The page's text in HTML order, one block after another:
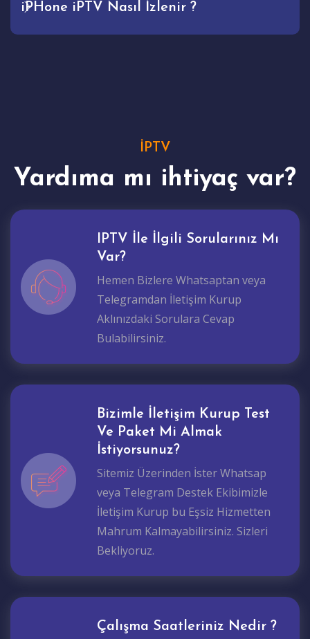
iPHone iPTV Nasıl İzlenir ?
İPTV
Yardıma mı ihtiyaç var?
IPTV İle İlgili Sorularınız Mı
Var?
Hemen Bizlere Whatsaptan veya
Telegramdan İletişim Kurup
Aklınızdaki Sorulara Cevap
Bulabilirsiniz.
Bizimle İletişim Kurup Test
Ve Paket Mi Almak
İstiyorsunuz?
Sitemiz Üzerinden İster Whatsap
veya Telegram Destek Ekibimizle
İletişim Kurup bu Eşsiz Hizmetten
Mahrum Kalmayabilirsiniz. Sizleri
Bekliyoruz.
Çalışma Saatleriniz Nedir ?